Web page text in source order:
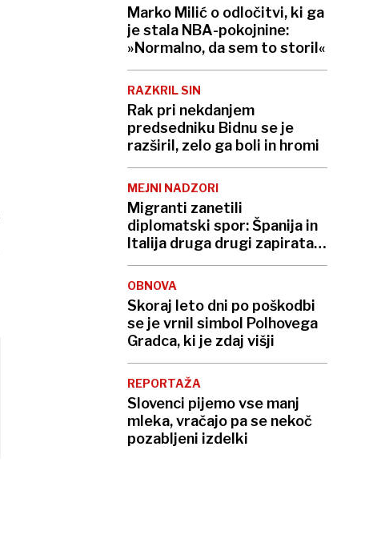
Marko Milić o odločitvi, ki ga
je stala NBA-pokojnine:
»Normalno, da sem to storil«
RAZKRIL SIN
Rak pri nekdanjem
predsedniku Bidnu se je
razširil, zelo ga boli in hromi
MEJNI NADZORI
Migranti zanetili
diplomatski spor: Španija in
Italija druga drugi zapirata
meje
OBNOVA
Skoraj leto dni po poškodbi
se je vrnil simbol Polhovega
Gradca, ki je zdaj višji
REPORTAŽA
Slovenci pijemo vse manj
mleka, vračajo pa se nekoč
pozabljeni izdelki